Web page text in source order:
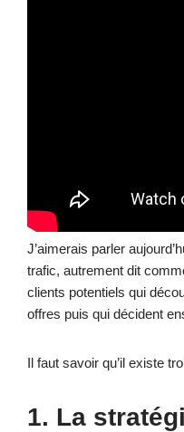
J’aimerais parler
trafic, autrement dit
clients potentiels qui
offres puis qui décident
Il faut savoir qu’il existe
1. La